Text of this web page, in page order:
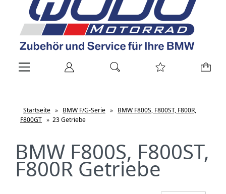
Startseite » BMW F/G-Serie » BMW F800S, F800ST, F800R,
F800GT » 23 Getriebe
BMW F800S, F800ST,
F800R Getriebe